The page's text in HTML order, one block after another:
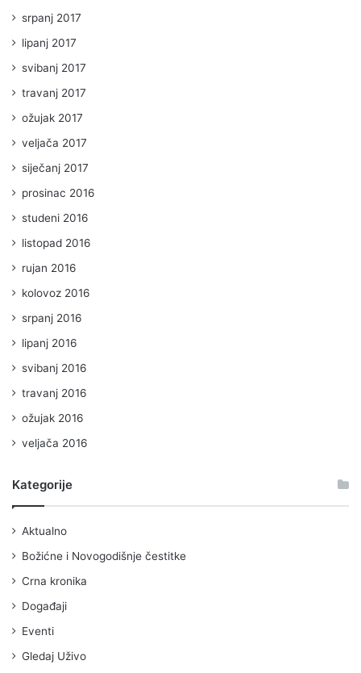
srpanj 2017
lipanj 2017
svibanj 2017
travanj 2017
ožujak 2017
veljača 2017
siječanj 2017
prosinac 2016
studeni 2016
listopad 2016
rujan 2016
kolovoz 2016
srpanj 2016
lipanj 2016
svibanj 2016
travanj 2016
ožujak 2016
veljača 2016
Kategorije
Aktualno
Božićne i Novogodišnje čestitke
Crna kronika
Događaji
Eventi
Gledaj Uživo